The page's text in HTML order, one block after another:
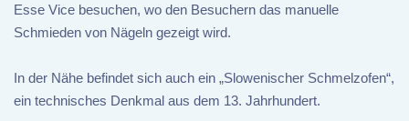
Esse Vice besuchen, wo den Besuchern das manuelle
Schmieden von Nägeln gezeigt wird.
In der Nähe befindet sich auch ein „Slowenischer Schmelzofen“,
ein technisches Denkmal aus dem 13. Jahrhundert.